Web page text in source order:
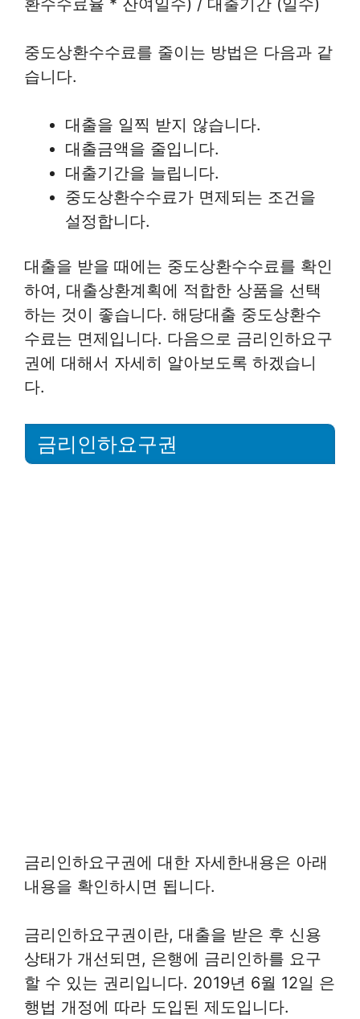
환수수료율 * 잔여일수) / 대출기간 (일수)
중도상환수수료를 줄이는 방법은 다음과 같
습니다.
대출을 일찍 받지 않습니다.
대출금액을 줄입니다.
대출기간을 늘립니다.
중도상환수수료가 면제되는 조건을
설정합니다.
대출을 받을 때에는 중도상환수수료를 확인
하여, 대출상환계획에 적합한 상품을 선택
하는 것이 좋습니다. 해당대출 중도상환수
수료는 면제입니다. 다음으로 금리인하요구
권에 대해서 자세히 알아보도록 하겠습니
다.
금리인하요구권
금리인하요구권에 대한 자세한내용은 아래
내용을 확인하시면 됩니다.
금리인하요구권이란, 대출을 받은 후 신용
상태가 개선되면, 은행에 금리인하를 요구
할 수 있는 권리입니다. 2019년 6월 12일 은
행법 개정에 따라 도입된 제도입니다.